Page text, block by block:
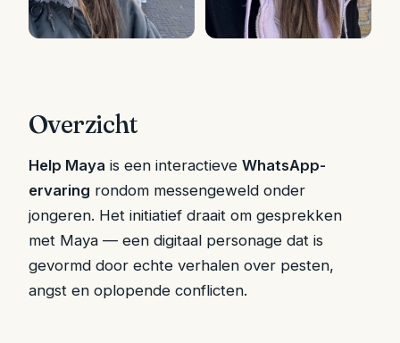
Overzicht
Help Maya is een interactieve WhatsApp-
ervaring rondom messengeweld onder
jongeren. Het initiatief draait om gesprekken
met Maya — een digitaal personage dat is
gevormd door echte verhalen over pesten,
angst en oplopende conflicten.